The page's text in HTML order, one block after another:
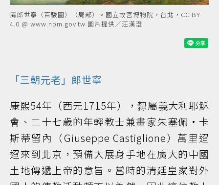
清郎世寧〈百駿圖〉（局部）。國立故宮博物院，台北，CC BY
4.0 @ www.npm.gov.tw 圖片提供／汪漢澄
「三朝元老」 郎世寧
康熙54年（西元1715年），隸屬義大利耶穌
會、二十七歲的年輕教士兼畫家朱塞佩·卡
斯蒂留內（Giuseppe Castiglione）萬里迢
迢來到北京，預備大展身手地在廣大的中國
土地傳遞上帝的意旨。當時的清廷皇家對外